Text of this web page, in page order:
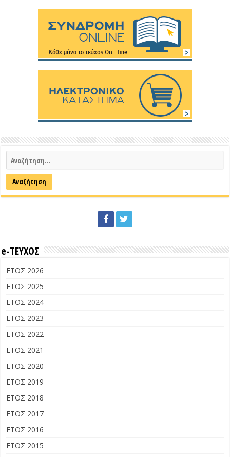
e-ΤΕΥΧΟΣ
ΕΤΟΣ 2026
ΕΤΟΣ 2025
ΕΤΟΣ 2024
ΕΤΟΣ 2023
ΕΤΟΣ 2022
ΕΤΟΣ 2021
ΕΤΟΣ 2020
ΕΤΟΣ 2019
ΕΤΟΣ 2018
ΕΤΟΣ 2017
ΕΤΟΣ 2016
ΕΤΟΣ 2015